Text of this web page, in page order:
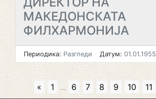
МАКЕДОНСКАТА
ФИЛХАРМОНИЈА
Периодика: Разгледи Датум: 01.01.1955
« 1 ... 6 7 8 9 10 11